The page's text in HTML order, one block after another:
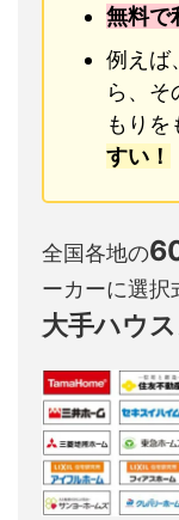
無料で
例えば
ら、そ
もりを
すい！
全国各地の
ーカーに選択
大手ハウ